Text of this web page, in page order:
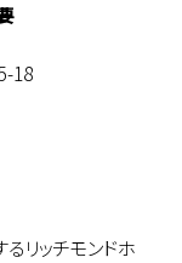
18
リッチモンドホ